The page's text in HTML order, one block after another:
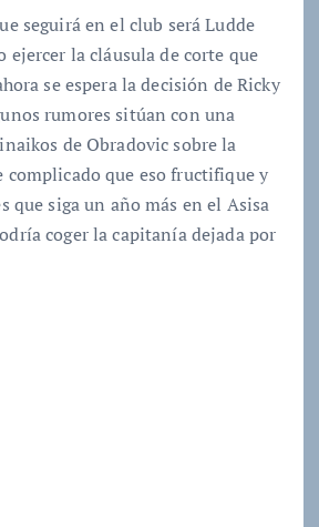
seguirá en el club será Ludde
ejercer la cláusula de corte que
se espera la decisión de Ricky
rumores sitúan con una
de Obradovic sobre la
complicado que eso fructifique y
que siga un año más en el Asisa
coger la capitanía dejada por